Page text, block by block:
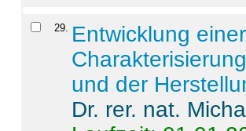
29. Entwicklung
und der
Dr. rer. nat.